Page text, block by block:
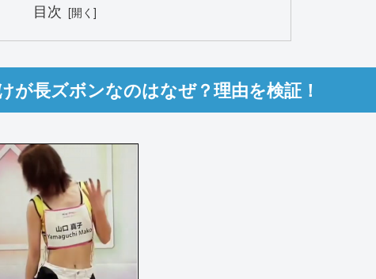
目次
が長ズボンなのはなぜ？理由を検証！